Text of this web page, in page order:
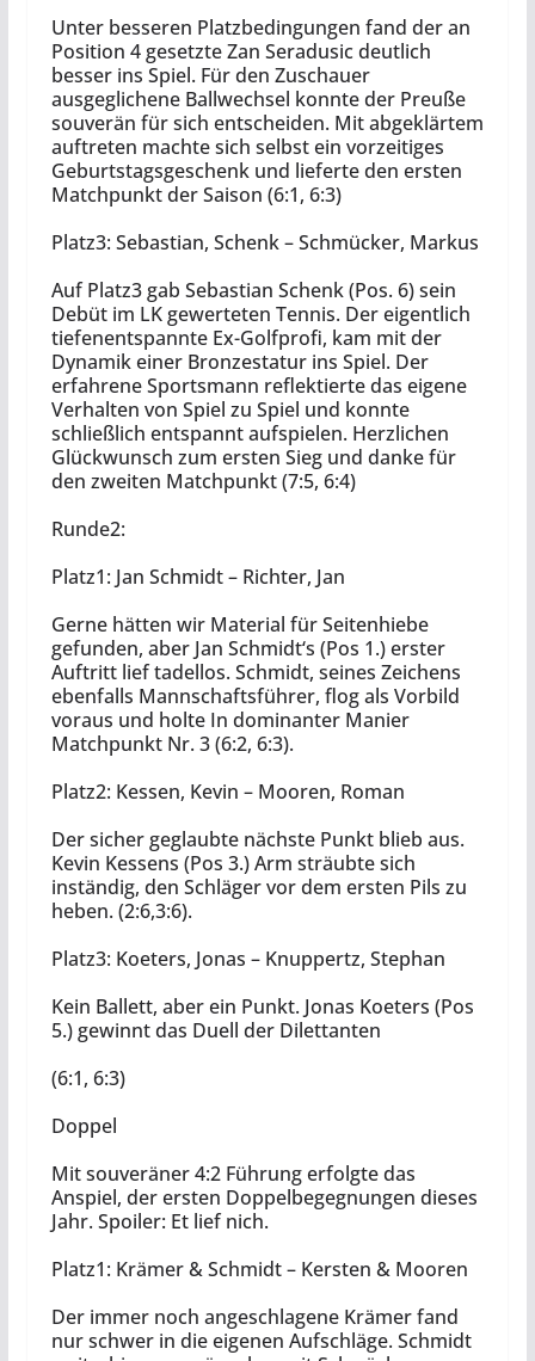
Unter besseren Platzbedingungen fand der an
Position 4 gesetzte Zan Seradusic deutlich
besser ins Spiel. Für den Zuschauer
ausgeglichene Ballwechsel konnte der Preuße
souverän für sich entscheiden. Mit abgeklärtem
auftreten machte sich selbst ein vorzeitiges
Geburtstagsgeschenk und lieferte den ersten
Matchpunkt der Saison (6:1, 6:3)
Platz3: Sebastian, Schenk – Schmücker, Markus
Auf Platz3 gab Sebastian Schenk (Pos. 6) sein
Debüt im LK gewerteten Tennis. Der eigentlich
tiefenentspannte Ex-Golfprofi, kam mit der
Dynamik einer Bronzestatur ins Spiel. Der
erfahrene Sportsmann reflektierte das eigene
Verhalten von Spiel zu Spiel und konnte
schließlich entspannt aufspielen. Herzlichen
Glückwunsch zum ersten Sieg und danke für
den zweiten Matchpunkt (7:5, 6:4)
Runde2:
Platz1: Jan Schmidt – Richter, Jan
Gerne hätten wir Material für Seitenhiebe
gefunden, aber Jan Schmidt‘s (Pos 1.) erster
Auftritt lief tadellos. Schmidt, seines Zeichens
ebenfalls Mannschaftsführer, flog als Vorbild
voraus und holte In dominanter Manier
Matchpunkt Nr. 3 (6:2, 6:3).
Platz2: Kessen, Kevin – Mooren, Roman
Der sicher geglaubte nächste Punkt blieb aus.
Kevin Kessens (Pos 3.) Arm sträubte sich
inständig, den Schläger vor dem ersten Pils zu
heben. (2:6,3:6).
Platz3: Koeters, Jonas – Knuppertz, Stephan
Kein Ballett, aber ein Punkt. Jonas Koeters (Pos
5.) gewinnt das Duell der Dilettanten
(6:1, 6:3)
Doppel
Mit souveräner 4:2 Führung erfolgte das
Anspiel, der ersten Doppelbegegnungen dieses
Jahr. Spoiler: Et lief nich.
Platz1: Krämer & Schmidt – Kersten & Mooren
Der immer noch angeschlagene Krämer fand
nur schwer in die eigenen Aufschläge. Schmidt